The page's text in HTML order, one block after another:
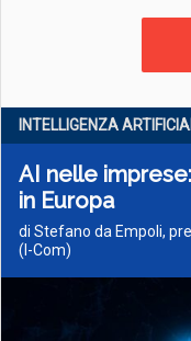
INTELLIGENZA
AI nelle
in Europa
di Stefano da Empoli,
(I-Com)